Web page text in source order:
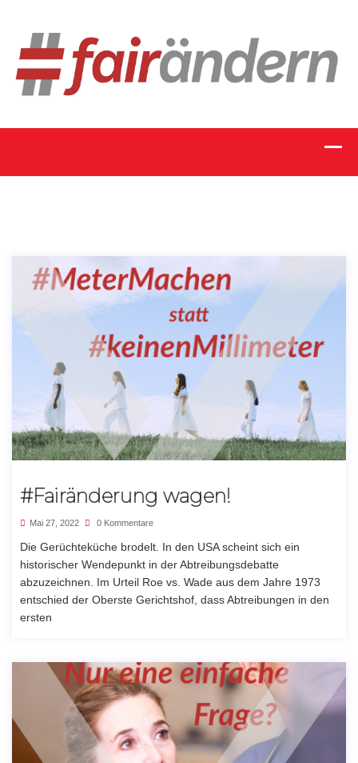
#Fairänderung wagen!
Mai 27, 2022 0 Kommentare
Die Gerüchteküche brodelt. In den USA scheint sich ein
historischer Wendepunkt in der Abtreibungsdebatte
abzuzeichnen. Im Urteil Roe vs. Wade aus dem Jahre 1973
entschied der Oberste Gerichtshof, dass Abtreibungen in den
ersten